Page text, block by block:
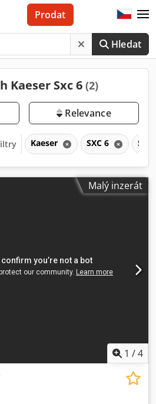
Hledat
Prodat
Kaeser Sxc 6 (2)
Relevance
Kaeser SXC 6 SXC
Malý inzerát
1 /4